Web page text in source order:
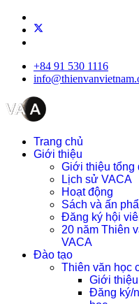
+84 91 530 1116
Trang chủ
Giới thiệu
Giới thiệu tổng
Lịch sử VACA
Hoạt động
Sách và ấn
Đăng ký hội
20 năm Thiên
VACA
Đào tạo
Thiên văn học
Giới
Đăng ký/